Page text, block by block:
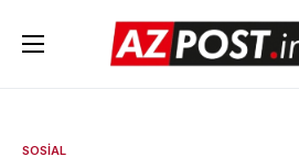
SOSIAL